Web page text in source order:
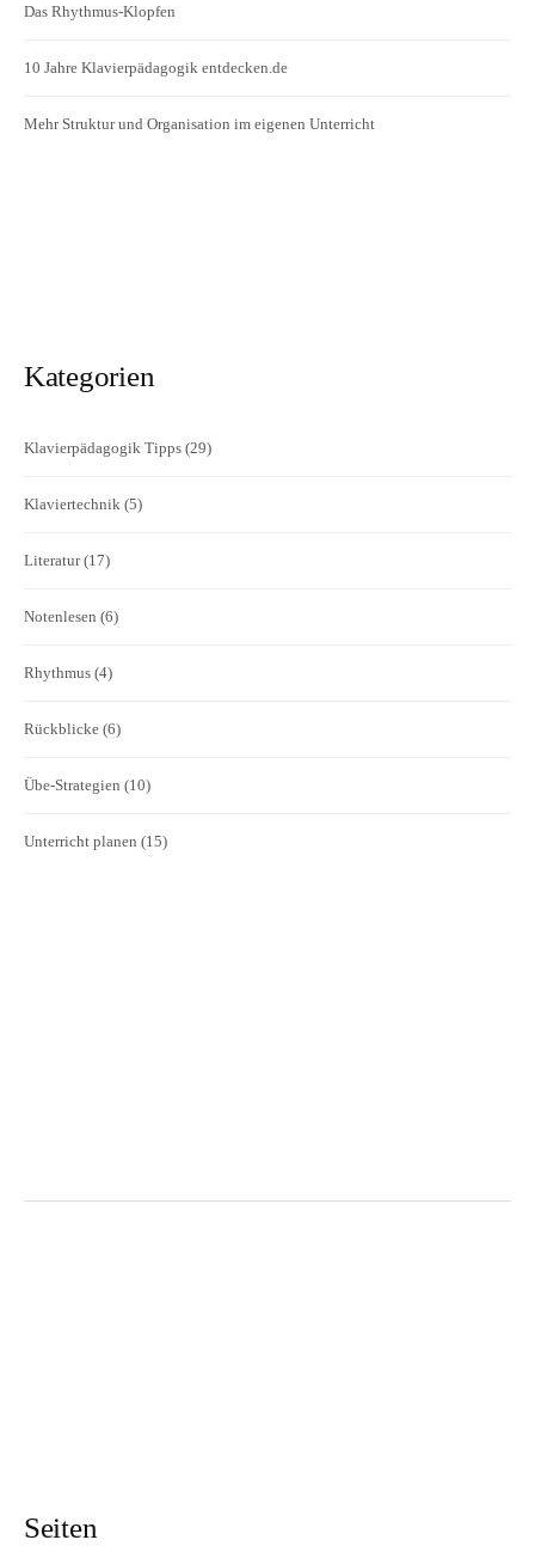
Das Rhythmus-Klopfen
10 Jahre Klavierpädagogik entdecken.de
Mehr Struktur und Organisation im eigenen Unterricht
Kategorien
Klavierpädagogik Tipps (29)
Klaviertechnik (5)
Literatur(17)
Notenlesen (6)
Rhythmus (4)
Rückblicke (6)
Übe-Strategien (10)
Unterricht planen (15)
Seiten